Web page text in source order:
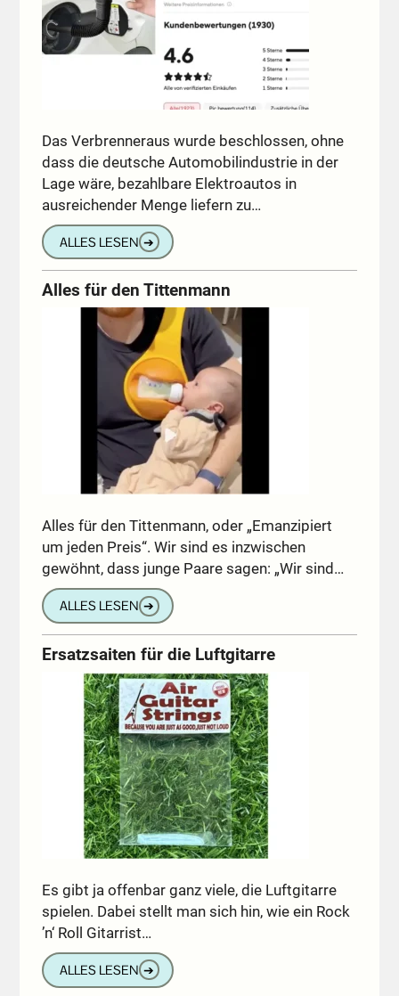
Das Verbrenneraus wurde beschlossen, ohne
dass die deutsche Automobilindustrie in der
Lage wäre, bezahlbare Elektroautos in
ausreichender Menge liefern zu…
ALLES LESEN ➔
Alles für den Tittenmann
Alles für den Tittenmann, oder „Emanzipiert
um jeden Preis“. Wir sind es inzwischen
gewöhnt, dass junge Paare sagen: „Wir sind…
ALLES LESEN ➔
Ersatzsaiten für die Luftgitarre
Es gibt ja offenbar ganz viele, die Luftgitarre
spielen. Dabei stellt man sich hin, wie ein Rock
’n‘ Roll Gitarrist…
ALLES LESEN ➔